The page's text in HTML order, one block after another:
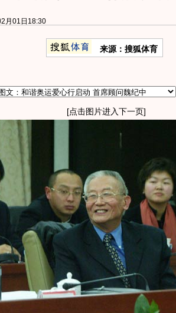
月01日18:30
来源：搜狐体育
[点击图片进入下一页]